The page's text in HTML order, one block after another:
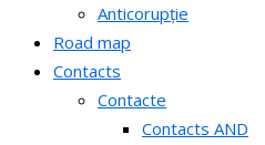
Anticorupție
Road map
Contacts
Contacte
Contacts AND